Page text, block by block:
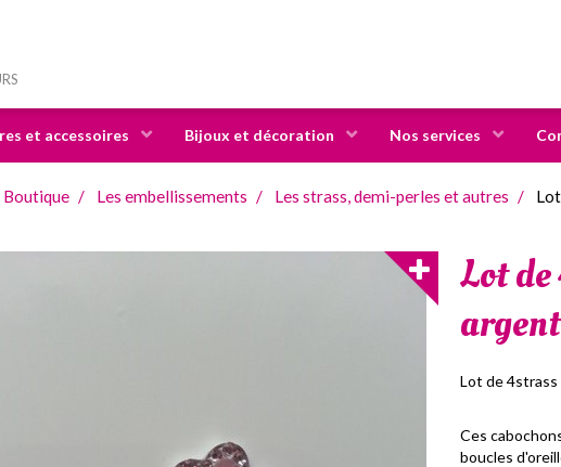
et accessoires Bijoux et décoration Nos services
Boutique Les embellissements Les strass, demi-perles et autres
Lot
argent
Lot de
Ces
boucles